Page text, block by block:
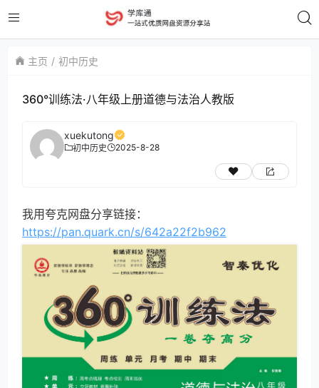
主页 初中历史
360°训练法·八年级上册道德与法治人教版
xuekutong
初中历史 2025-8-28
我用夸克网盘分享链接：
https://pan.quark.cn/s/642a22f2b962